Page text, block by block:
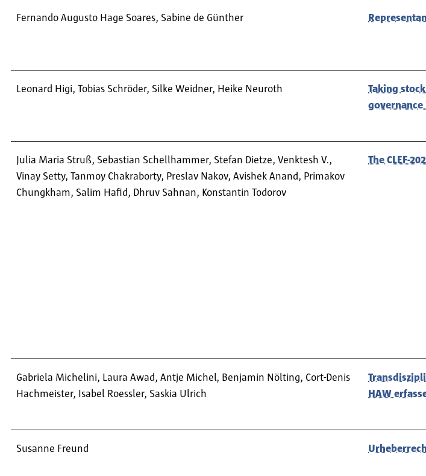
Fernando Augusto Hage Soares, Sabine de Günther
Leonard Higi, Tobias Schröder, Silke Weidner, Heike Neuroth
Taking
governance
Julia Maria Struß, Sebastian Schellhammer, Stefan Dietze, Venktesh V.,
Vinay Setty, Tanmoy Chakraborty, Preslav Nakov, Avishek Anand, Primakov
Chungkham, Salim Hafid, Dhruv Sahnan, Konstantin Todorov
The CLEF-
Gabriela Michelini, Laura Awad, Antje Michel, Benjamin Nölting, Cort-Denis
Hachmeister, Isabel Roessler, Saskia Ulrich
HAW
Susanne Freund